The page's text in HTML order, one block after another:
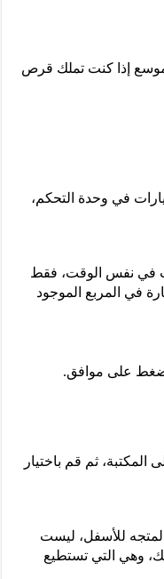
إذا كنت تملك قرص
في وحدة التحكم،
في نفس الوقت، فقط
في المربع الموجود
على موافق.
ثم قم باختيار
للأسفل، ليست
وهي التي تستطيع